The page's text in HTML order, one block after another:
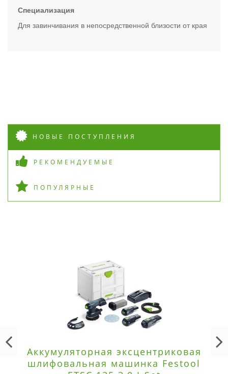
Специализация
Для завинчивания в непосредственной близости от края
НОВЫЕ ПОСТУПЛЕНИЯ
РЕКОМЕНДУЕМЫЕ
ПОПУЛЯРНЫЕ
Аккумуляторная эксцентриковая
шлифовальная машинка Festool